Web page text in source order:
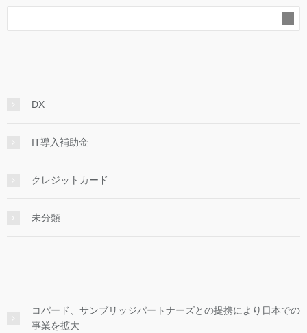
DX
IT導入補助金
クレジットカード
未分類
コパード、サンブリッジパートナーズとの提携により日本での
事業を拡大